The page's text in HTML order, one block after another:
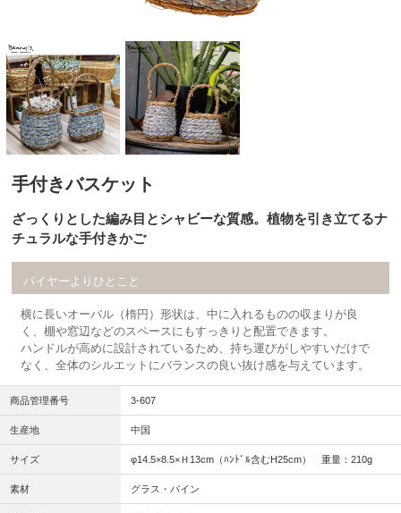
手付きバスケット
ざっくりとした編み目とシャビーな質感。植物を引き立てるナ
チュラルな手付きかご
バイヤーよりひとこと
横に長いオーバル（楕円）形状は、中に入れるものの収まりが良
く、棚や窓辺などのスペースにもすっきりと配置できます。
ハンドルが高めに設計されているため、持ち運びがしやすいだけで
なく、全体のシルエットにバランスの良い抜け感を与えています。
商品管理番号 3-607
生産地 中国
サイズ φ14.5×8.5×Ｈ13cm（ﾊﾝﾄﾞﾙ含むH25cm） 重量：210g
素材 グラス・バイン